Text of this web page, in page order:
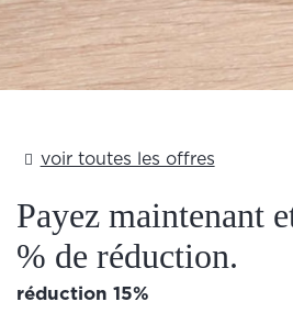
Add Your Heading Text Here
voir toutes les offres
Payez maintenant
% de réduction.
​​réduction 15%